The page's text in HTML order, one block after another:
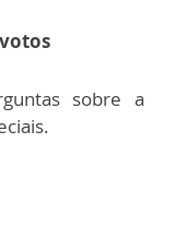
sobre a